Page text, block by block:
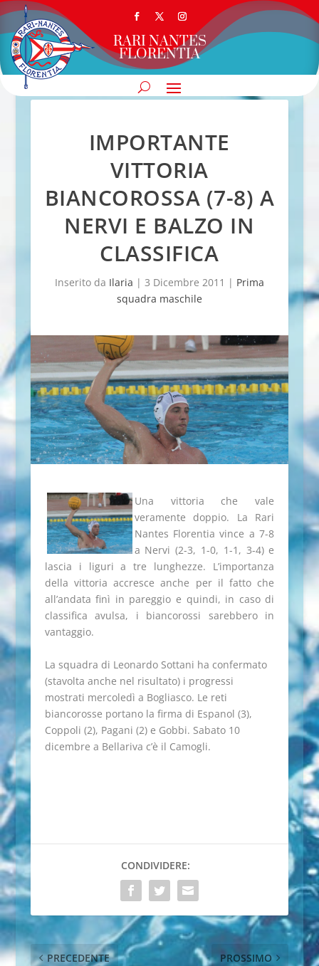
RARI NANTES
FLORENTIA
IMPORTANTE
VITTORIA
BIANCOROSSA (7-8) A
NERVI E BALZO IN
CLASSIFICA
Inserito da Ilaria | 3 Dicembre 2011 | Prima
squadra maschile
Una vittoria che vale
veramente doppio. La Rari
Nantes Florentia vince a 7-8
a Nervi (2-3, 1-0, 1-1, 3-4) e
lascia i liguri a tre lunghezze. L’importanza
della vittoria accresce anche per il fatto che
all’andata finì in pareggio e quindi, in caso di
classifica avulsa, i biancorossi sarebbero in
vantaggio.
La squadra di Leonardo Sottani ha confermato
(stavolta anche nel risultato) i progressi
mostrati mercoledì a Bogliasco. Le reti
biancorosse portano la firma di Espanol (3),
Coppoli (2), Pagani (2) e Gobbi. Sabato 10
dicembre a Bellariva c’è il Camogli.
CONDIVIDERE:
PRECEDENTE PROSSIMO